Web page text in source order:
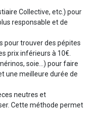
Collective, etc.) pour
responsable et de
pour trouver des pépites
prix inférieurs à 10€.
soie…) pour faire
une meilleure durée de
neutres et
Cette méthode permet